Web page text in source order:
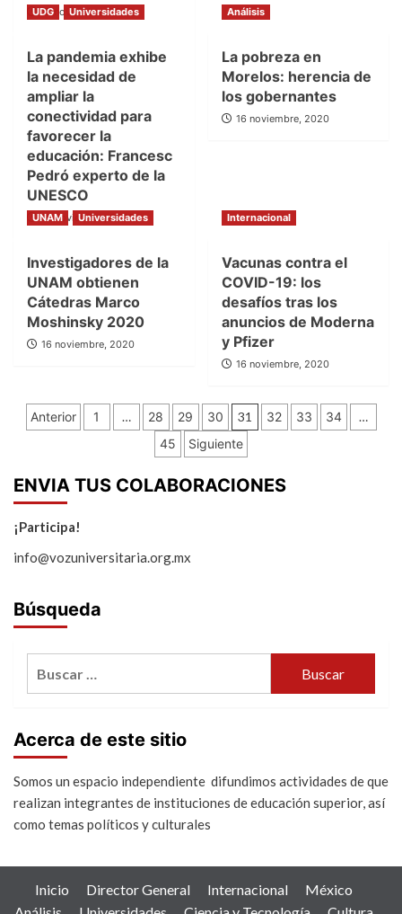
17 noviembre, 2020
UDG Universidades
La pandemia exhibe
la necesidad de
ampliar la
conectividad para
favorecer la
educación: Francesc
Pedró experto de la
UNESCO
16 noviembre, 2020
Análisis
La pobreza en
Morelos: herencia de
los gobernantes
16 noviembre, 2020
UNAM Universidades
Investigadores de la
UNAM obtienen
Cátedras Marco
Moshinsky 2020
16 noviembre, 2020
Internacional
Vacunas contra el
COVID-19: los
desafíos tras los
anuncios de Moderna
y Pfizer
16 noviembre, 2020
Paginación
entradas
Anterior 1 … 28 29 30 31 32 33 34
…
45
Siguiente
ENVIA TUS COLABORACIONES
¡Participa!
info@vozuniversitaria.org.mx
Búsqueda
Acerca de este sitio
Somos un espacio independiente difundimos actividades de que
realizan integrantes de instituciones de educación superior, así
como temas políticos y culturales
Inicio Director General Internacional
México